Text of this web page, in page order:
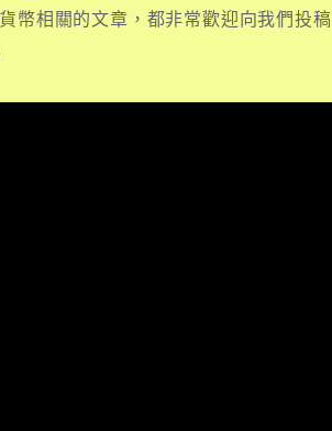
幣相關的文章，都非常歡迎向我們投稿